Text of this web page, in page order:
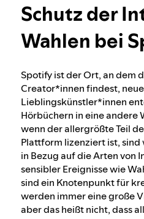
Schutz der
Unser Ansatz für
Inhalte
Unser Ansatz
Extremismus
Empfehlungen
Schutz der
Wahlen bei
Spotify ist der Ort, an dem
Creator*innen findest,
Lieblingskünstler*innen
Hörbüchern in eine andere
wenn der allergrößte Teil
Plattform lizenziert ist,
in Bezug auf die Arten von
sensibler Ereignisse wie
sind ein Knotenpunkt für
werden immer eine große
aber das heißt nicht, dass